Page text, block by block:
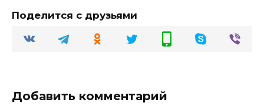
Поделится с друзьями
Добавить комментарий